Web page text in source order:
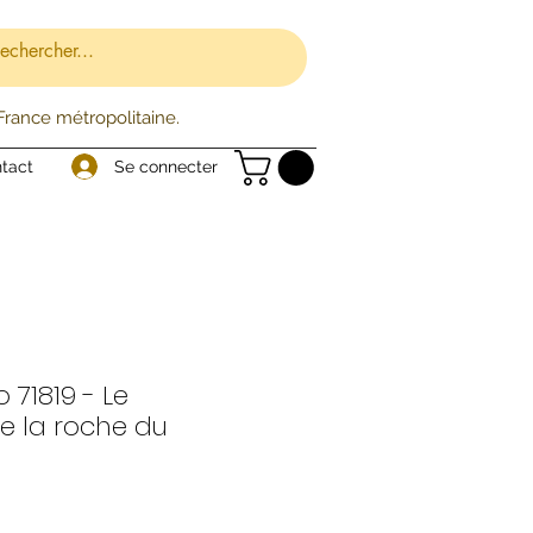
métropolitaine.
Se connecter
71819 - Le
la roche du